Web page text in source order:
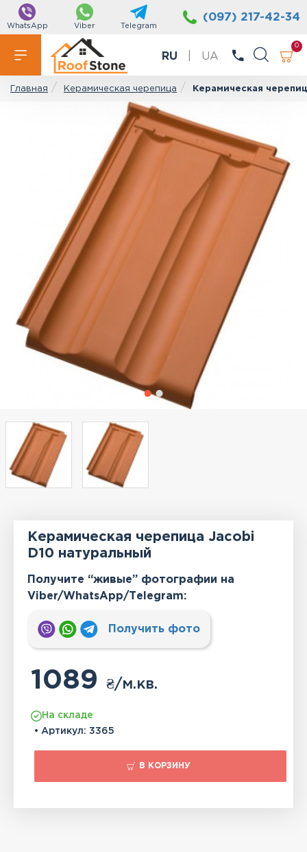
WhatsApp Viber Telegram
(097) 217-42-34
RU UA
0
Главная Керамическая черепица Керамическая
Керамическая черепица Jacobi
D10 натуральный
Получите “живые” фотографии на
Viber/WhatsApp/Тelegram:
Получить фото
1089₴/м.кв.
На складе
• Артикул: 3365
В КОРЗИНУ